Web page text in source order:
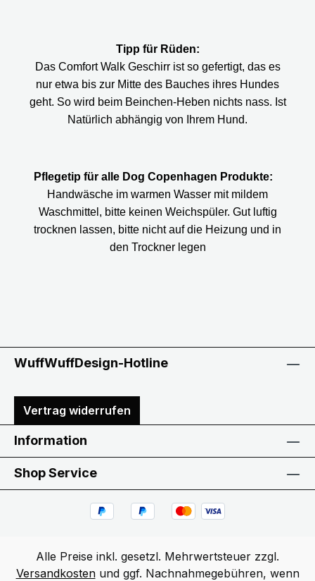
Tipp für Rüden:
Das Comfort Walk Geschirr ist so gefertigt, das es
nur etwa bis zur Mitte des Bauches ihres Hundes
geht. So wird beim Beinchen-Heben nichts nass. Ist
Natürlich abhängig von Ihrem Hund.
Pflegetip für alle Dog Copenhagen Produkte:
Handwäsche im warmen Wasser mit mildem
Waschmittel, bitte keinen Weichspüler. Gut luftig
trocknen lassen, bitte nicht auf die Heizung und in
den Trockner legen
WuffWuffDesign-Hotline
Vertrag widerrufen
Information
Shop Service
Alle Preise inkl. gesetzl. Mehrwertsteuer zzgl.
Versandkostenund ggf. Nachnahmegebühren, wenn